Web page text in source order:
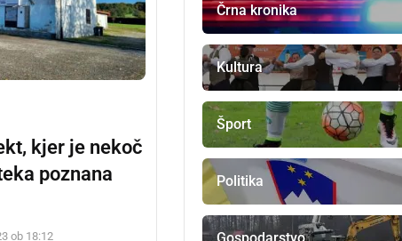
kjer je nekoč
poznana
ob 18:12
Črna kronika
Kultura
Šport
Politika